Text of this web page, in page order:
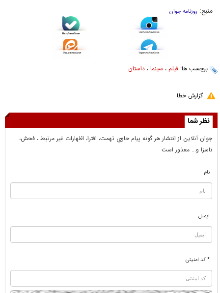
منبع: روزنامه جوان
برچسب ها: فیلم ، سینما ، داستان
گزارش خطا
نظر شما
جوان آنلاين از انتشار هر گونه پيام حاوي تهمت، افترا، اظهارات غير مرتبط ، فحش،
ناسزا و... معذور است
نام
ایمیل
* کد امنیتی